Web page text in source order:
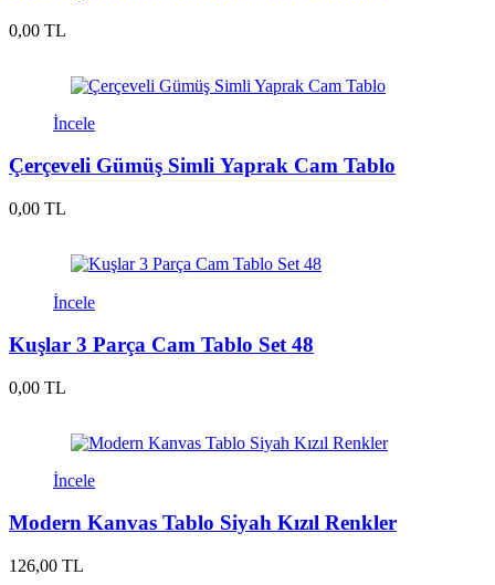
0,00 TL
İncele
Çerçeveli Gümüş Simli Yaprak Cam Tablo
0,00 TL
İncele
Kuşlar 3 Parça Cam Tablo Set 48
0,00 TL
İncele
Modern Kanvas Tablo Siyah Kızıl Renkler
126,00 TL